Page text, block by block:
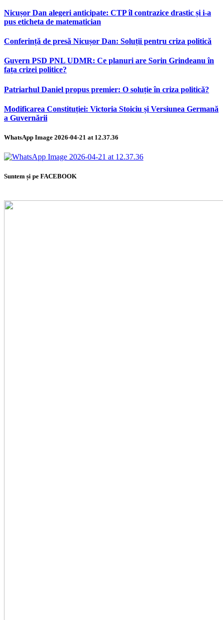
Nicușor Dan alegeri anticipate: CTP îl contrazice drastic și i-a
pus eticheta de matematician
Conferință de presă Nicușor Dan: Soluții pentru criza politică
Guvern PSD PNL UDMR: Ce planuri are Sorin Grindeanu în
fața crizei politice?
Patriarhul Daniel propus premier: O soluție în criza politică?
Modificarea Constituției: Victoria Stoiciu și Versiunea Germană
a Guvernării
WhatsApp Image 2026-04-21 at 12.37.36
Suntem și pe FACEBOOK